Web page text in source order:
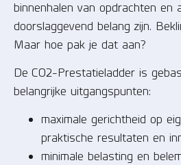
binnenhalen van opdrachten en
doorslaggevend belang zijn.
Maar hoe pak je dat aan?
De CO2-Prestatieladder is
belangrijke uitgangspunten:
maximale gerichtheid op
praktische resultaten en
minimale belasting en